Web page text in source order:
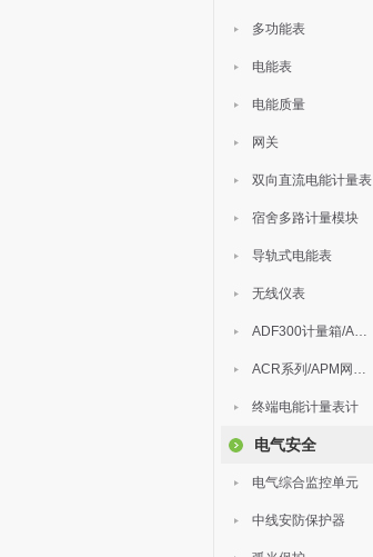
多功能表
电能表
电能质量
网关
双向直流电能计量表
宿舍多路计量模块
导轨式电能表
无线仪表
ADF300计量箱/AEW无线计量
ACR系列/APM网络电力仪表
终端电能计量表计
电气安全
电气综合监控单元
中线安防保护器